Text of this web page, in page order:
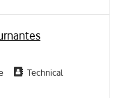
Technical